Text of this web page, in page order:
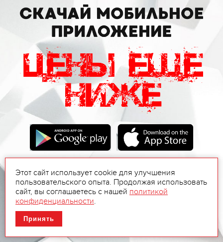
Этот сайт использует cookie для улучшения
пользовательского опыта. Продолжая использовать
сайт, вы соглашаетесь с нашей политикой
конфиденциальности.
Принять